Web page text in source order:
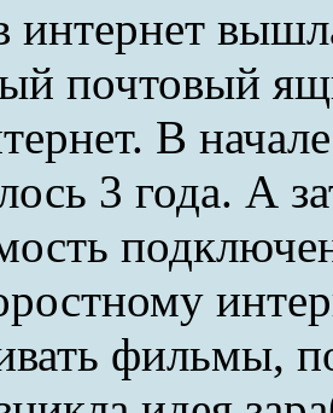
почтовый
В
3 года. А
фильмы,